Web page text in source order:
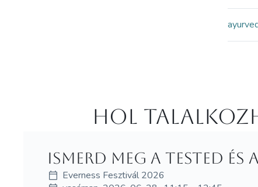
Hol
Ismerd meg a tested
Everness Fesztivál 2026